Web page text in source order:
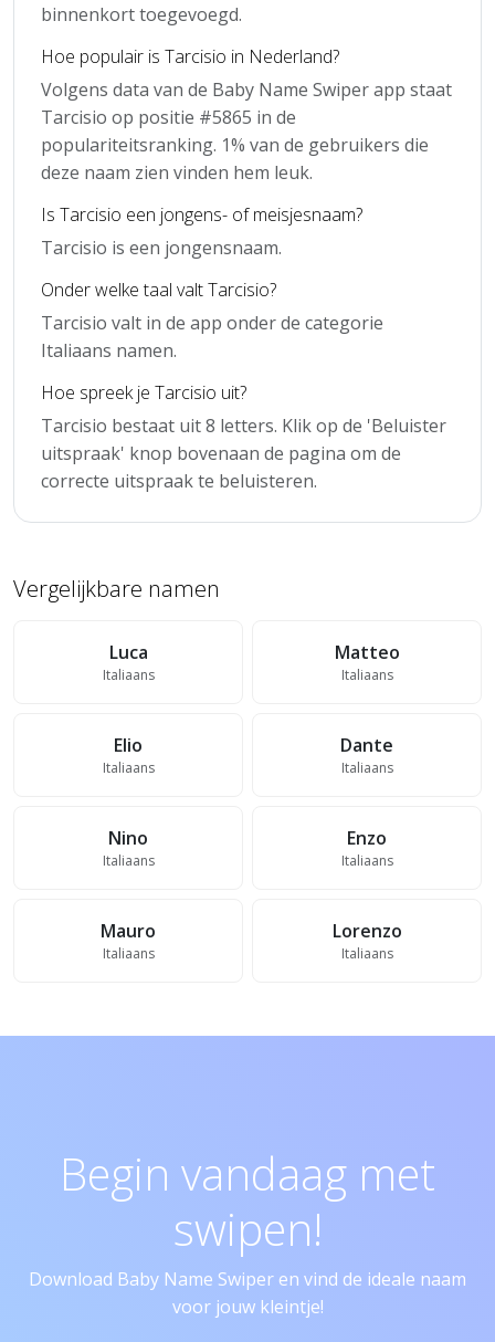
binnenkort toegevoegd.
Hoe populair is Tarcisio in Nederland?
Volgens data van de Baby Name Swiper app staat
Tarcisio op positie #5865 in de
populariteitsranking. 1% van de gebruikers die
deze naam zien vinden hem leuk.
Is Tarcisio een jongens- of meisjesnaam?
Tarcisio is een jongensnaam.
Onder welke taal valt Tarcisio?
Tarcisio valt in de app onder de categorie
Italiaans namen.
Hoe spreek je Tarcisio uit?
Tarcisio bestaat uit 8 letters. Klik op de 'Beluister
uitspraak' knop bovenaan de pagina om de
correcte uitspraak te beluisteren.
Vergelijkbare namen
Luca
Italiaans
Matteo
Italiaans
Elio
Italiaans
Dante
Italiaans
Nino
Italiaans
Enzo
Italiaans
Mauro
Italiaans
Lorenzo
Italiaans
Begin vandaag met
swipen!
Download Baby Name Swiper en vind de ideale naam
voor jouw kleintje!